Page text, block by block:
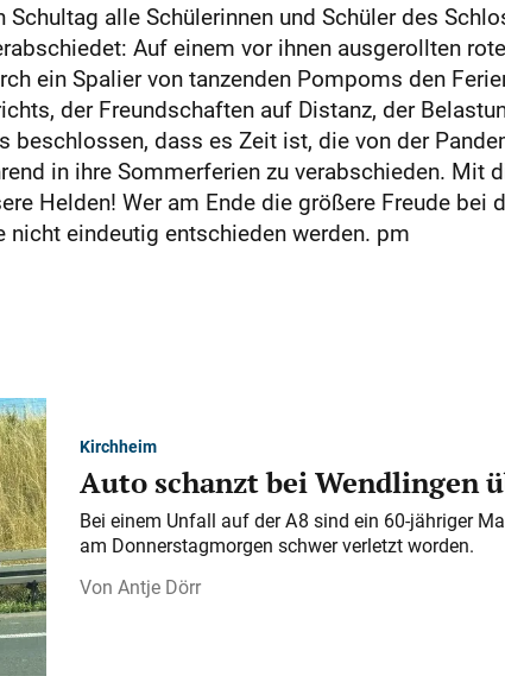
alle Schülerinnen und Schüler des
Auf einem vor ihnen ausgerollten
ein Spalier von tanzenden Pompoms den
der Freundschaften auf Distanz, der
dass es Zeit ist, die von der
in ihre Sommerferien zu verabschieden. Mit
Helden! Wer am Ende die größere Freude bei
eindeutig entschieden werden. pm
Kirchheim
Auto schanzt bei Wendlingen
Bei einem Unfall auf der A 8 sind ein 60-jähriger
am Donnerstagmorgen schwer verletzt worden.
Antje Dörr